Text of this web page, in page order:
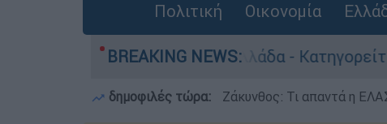
Πολιτική Οικονομία
BREAKING NEWS:
στην Ελλάδα - Κατηγορείται και για την
δημοφιλές τώρα: Ζάκυνθος: Τι απαντά η